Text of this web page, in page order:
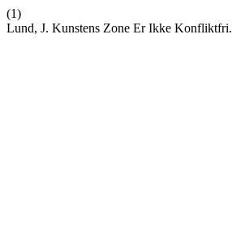
(1)
Lund, J. Kunstens Zone Er Ikke Konfliktfri.